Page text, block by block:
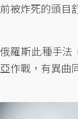
前被炸死的頭目
俄羅斯此種手法
亞作戰，有異曲